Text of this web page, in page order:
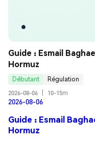
Guide : Esmail
Hormuz
Débutant
Régulation
2026-08-06
10-15m
2026-08-06
Guide : Esmail
Hormuz